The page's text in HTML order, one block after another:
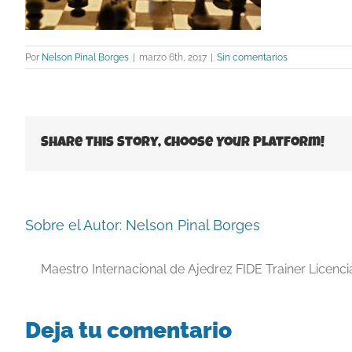
Por Nelson Pinal Borges | marzo 6th, 2017 | Sin comentarios
Share This Story, Choose Your Platform!
Sobre el Autor: Nelson Pinal Borges
Maestro Internacional de Ajedrez FIDE Trainer
Deja tu comentario